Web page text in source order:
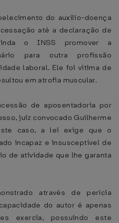
do auxílio-doença
até a declaração de
o INSS promover a
para outra profissão
laboral. Ele foi vítima de
em atrofia muscular.
de aposentadoria por
juiz convocado Guilherme
caso, a lei exige que o
incapaz e insusceptível de
de atividade que lhe garanta
através de perícia
do autor é apenas
exercia, possuindo este